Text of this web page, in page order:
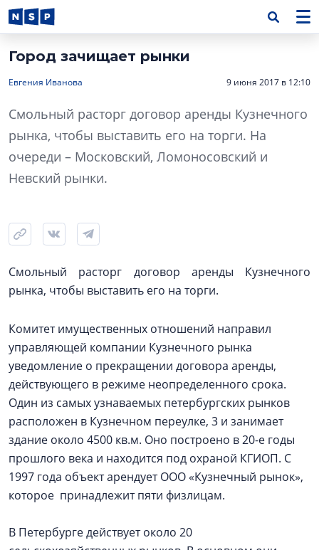
Город зачищает рынки
Евгения Иванова 9 июня 2017 в 12:10
Смольный расторг договор аренды Кузнечного
рынка, чтобы выставить его на торги. На
очереди – Московский, Ломоносовский и
Невский рынки.
Смольный расторг договор аренды Кузнечного
рынка, чтобы выставить его на торги.
Комитет имущественных отношений направил
управляющей компании Кузнечного рынка
уведомление о прекращении договора аренды,
действующего в режиме неопределенного срока.
Один из самых узнаваемых петербургских рынков
расположен в Кузнечном переулке, 3 и занимает
здание около 4500 кв.м. Оно построено в 20-е годы
прошлого века и находится под охраной КГИОП. С
1997 года объект арендует ООО «Кузнечный рынок»,
которое принадлежит пяти физлицам.
В Петербурге действует около 20